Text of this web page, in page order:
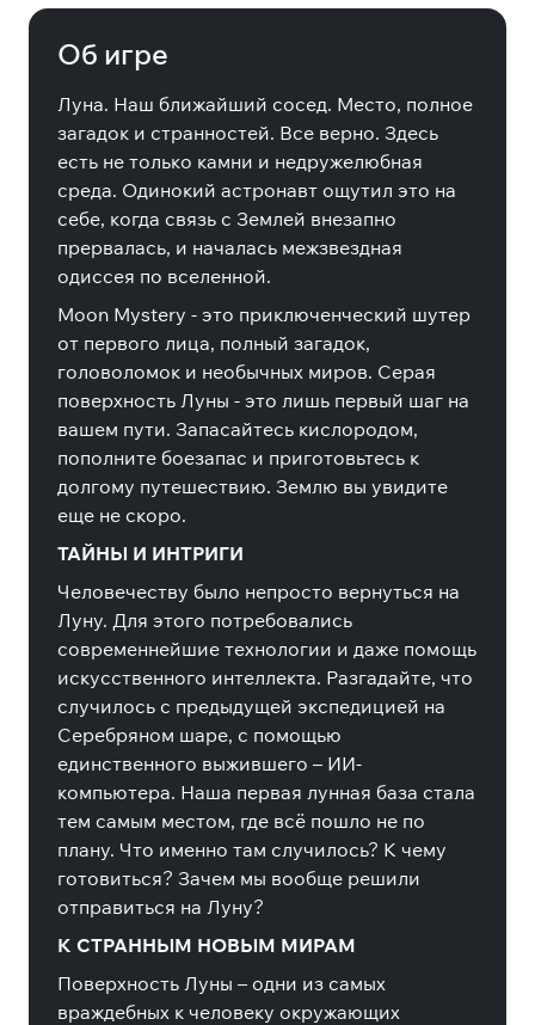
Об игре
Луна. Наш ближайший сосед. Место, полное
загадок и странностей. Все верно. Здесь
есть не только камни и недружелюбная
среда. Одинокий астронавт ощутил это на
себе, когда связь с Землей внезапно
прервалась, и началась межзвездная
одиссея по вселенной.
Moon Mystery - это приключенческий шутер
от первого лица, полный загадок,
головоломок и необычных миров. Серая
поверхность Луны - это лишь первый шаг на
вашем пути. Запасайтесь кислородом,
пополните боезапас и приготовьтесь к
долгому путешествию. Землю вы увидите
еще не скоро.
ТАЙНЫ И ИНТРИГИ
Человечеству было непросто вернуться на
Луну. Для этого потребовались
современнейшие технологии и даже помощь
искусственного интеллекта. Разгадайте, что
случилось с предыдущей экспедицией на
Серебряном шаре, с помощью
единственного выжившего – ИИ-
компьютера. Наша первая лунная база стала
тем самым местом, где всё пошло не по
плану. Что именно там случилось? К чему
готовиться? Зачем мы вообще решили
отправиться на Луну?
К СТРАННЫМ НОВЫМ МИРАМ
Поверхность Луны – одни из самых
враждебных к человеку окружающих